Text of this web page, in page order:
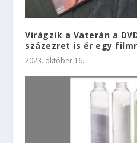
Virágzik a Vaterán a
százezret is ér egy
2023. október 16.